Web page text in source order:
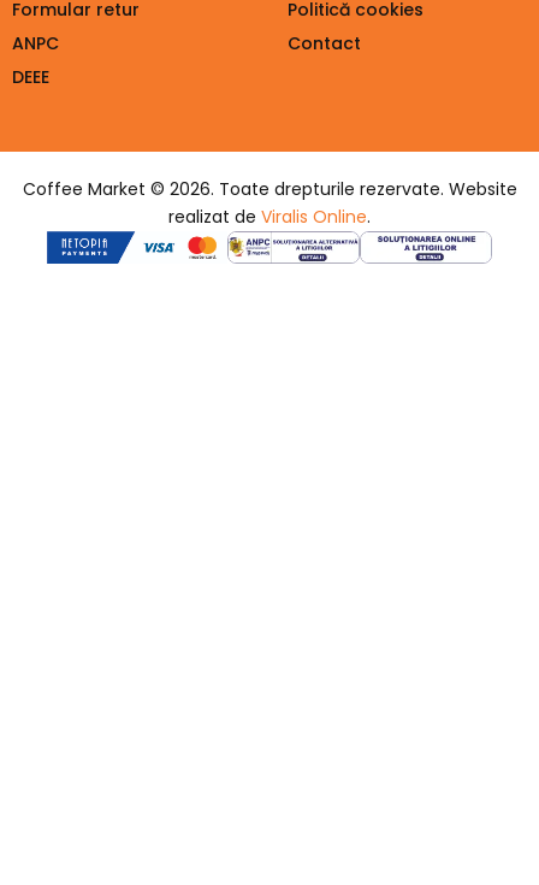
Formular retur
ANPC
DEEE
Politică cookies
Contact
Coffee Market © 2026. Toate drepturile rezervate. Website
realizat de Viralis Online.